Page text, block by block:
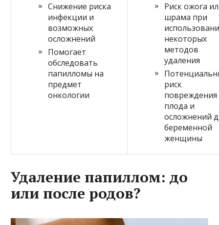
Снижение риска
инфекции и
возможных
осложнений
Помогает
обследовать
папилломы на
предмет
онкологии
Риск ожога
шрама при
некоторых
методов
удаления
риск
повреждения
плода и
осложнений
беременной
женщины
Удаление папиллом: до
или после родов?